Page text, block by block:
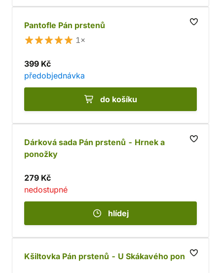
Pantofle Pán prstenů
1×
399 Kč
předobjednávka
do košíku
Dárková sada Pán prstenů - Hrnek a
ponožky
279 Kč
nedostupné
hlídej
Kšiltovka Pán prstenů - U Skákavého poníka